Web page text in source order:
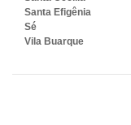
Santa Efigênia
Sé
Vila Buarque